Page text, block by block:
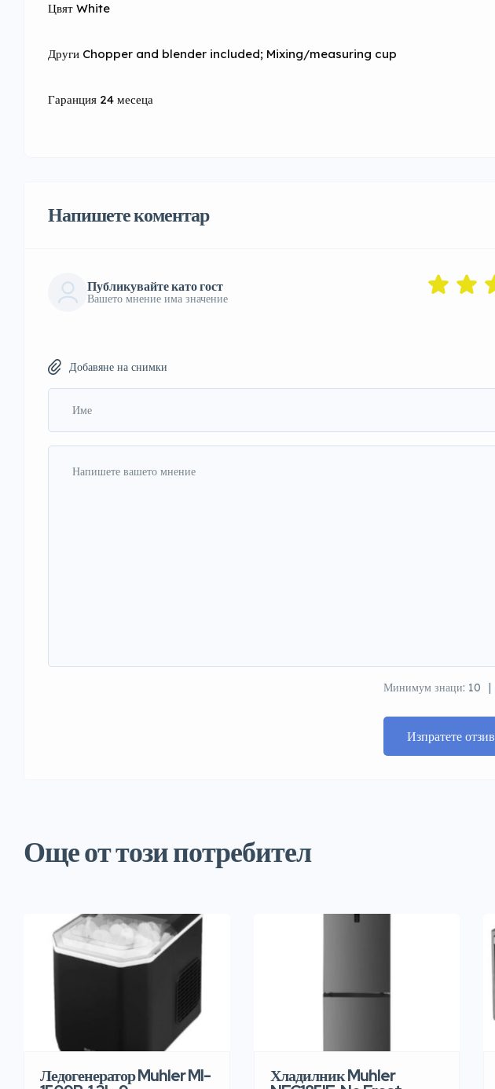
Цвят White
Други Chopper and blender included; Mixing/measuring cup
Гаранция 24 месеца
Напишете коментар
Публикувайте като гост
Вашето мнение има значение
Добавяне на снимки
Минимум знаци: 10
Изпратете отзив
Още от този потребител
Ледогенератор Muhler MI- Хладилник Muhler